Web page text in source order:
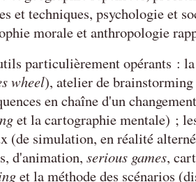
et techniques, psychologie et
morale et anthropologie
particulièrement opérants :
wheel), atelier de
en chaîne d'un
et la cartographie mentale) ;
(de simulation, en réalité
d'animation, serious games,
et la méthode des scénarios